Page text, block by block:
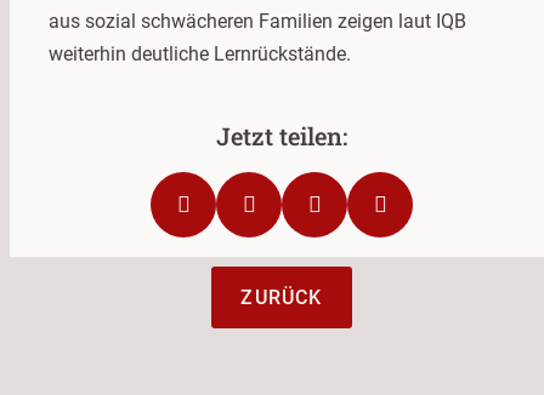
aus sozial schwächeren Familien zeigen laut IQB
weiterhin deutliche Lernrückstände.
ZURÜCK